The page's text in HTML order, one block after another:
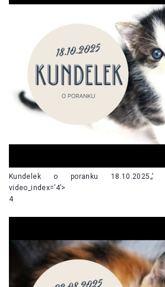
Kundelek o poranku 18.10.2025„’
video_index=’4’>
4